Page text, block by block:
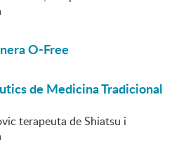
O-Free
de Medicina Tradicional
terapeuta de Shiatsu i